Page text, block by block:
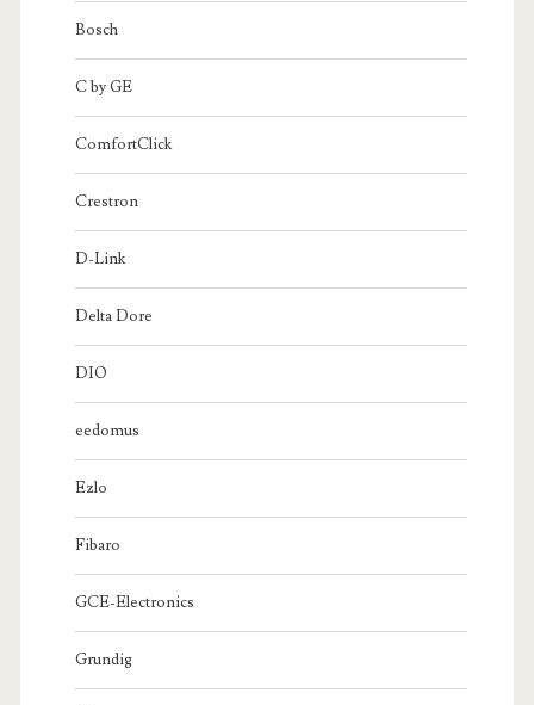
Bosch
C by GE
ComfortClick
Crestron
D-Link
Delta Dore
DIO
eedomus
Ezlo
Fibaro
GCE-Electronics
Grundig